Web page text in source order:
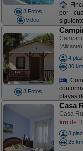
8 Fotos
Video
por
8 Fotos
(Alicante)
4
30
playas
Casa
Casa
km de
8
25